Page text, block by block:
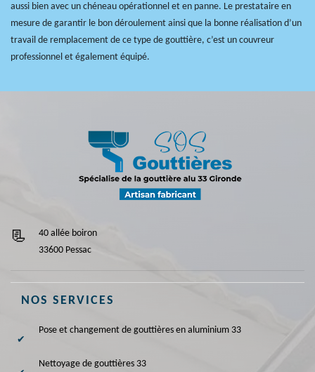
aussi bien avec un chéneau opérationnel et en panne. Le prestataire en
mesure de garantir le bon déroulement ainsi que la bonne réalisation d’un
travail de remplacement de ce type de gouttière, c’est un couvreur
professionnel et également équipé.
40 allée boiron
33600 Pessac
NOS SERVICES
Pose et changement de gouttières en aluminium 33
Nettoyage de gouttières 33